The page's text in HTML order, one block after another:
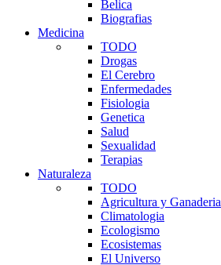
Belica
Biografias
Medicina
TODO
Drogas
El Cerebro
Enfermedades
Fisiologia
Genetica
Salud
Sexualidad
Terapias
Naturaleza
TODO
Agricultura y Ganaderia
Climatologia
Ecologismo
Ecosistemas
El Universo